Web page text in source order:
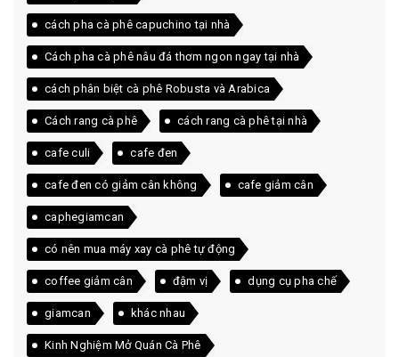
cách pha cà phê capuchino tại nhà
Cách pha cà phê nâu đá thơm ngon ngay tại nhà
cách phân biệt cà phê Robusta và Arabica
Cách rang cà phê cách rang cà phê tại nhà
cafe culi cafe đen
cafe đen có giảm cân không cafe giảm cân
caphegiamcan
có nên mua máy xay cà phê tự động
coffee giảm cân đậm vị dụng cụ pha chế
giamcan khác nhau
Kinh Nghiệm Mở Quán Cà Phê